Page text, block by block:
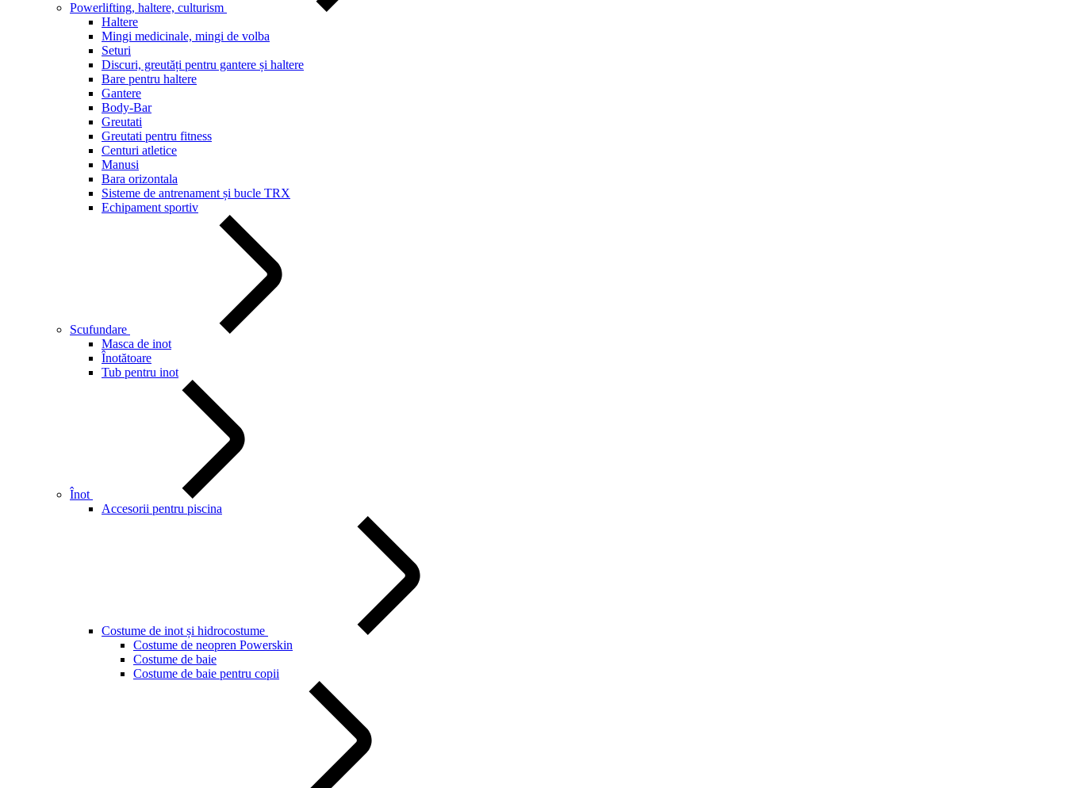
Powerlifting, haltere, culturism
Haltere
Mingi medicinale, mingi de volba
Seturi
Discuri, greutăți pentru gantere și haltere
Bare pentru haltere
Gantere
Body-Bar
Greutati
Greutati pentru fitness
Centuri atletice
Manusi
Bara orizontala
Sisteme de antrenament și bucle TRX
Echipament sportiv
Scufundare
Masca de inot
Înotătoare
Tub pentru inot
Înot
Accesorii pentru piscina
Costume de inot și hidrocostume
Costume de neopren Powerskin
Costume de baie
Costume de baie pentru copii